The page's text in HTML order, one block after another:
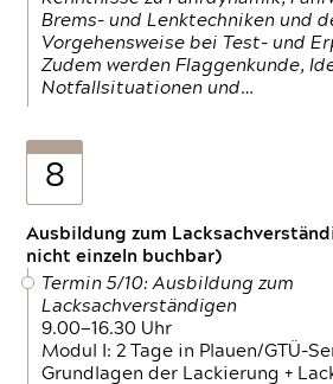
Brems- und Lenktechniken und
Vorgehensweise bei Test- und
Zudem werden Flaggenkunde,
Notfallsituationen und…
8
Ausbildung zum
nicht einzeln buchbar)
Termin 5/10: Ausbildung zum
Lacksachverständigen
9.00—16.30 Uhr
Modul I: 2 Tage in Plauen/GTÜ-
Grundlagen der Lackierung +